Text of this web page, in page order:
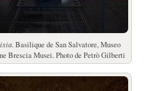
. Basilique de San Salvatore, Museo
Brescia Musei. Photo de Petrò Gilberti